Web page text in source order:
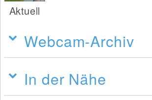
Aktuell
Webcam-Archiv
In der Nähe